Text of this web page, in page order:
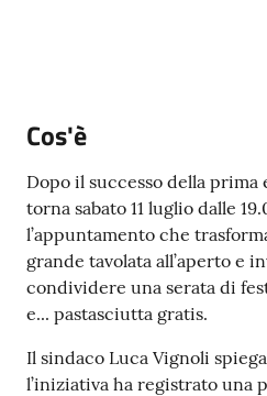
Amministrazione
Trasparente
Albo
pretorio
Tutti
gli
argomenti...
Cos'è
Dopo il successo della prima
torna sabato 11 luglio dalle
l’appuntamento che
grande tavolata all’aperto e
condividere una serata di
e... pastasciutta gratis.
Il sindaco Luca Vignoli
l’iniziativa ha registrato una